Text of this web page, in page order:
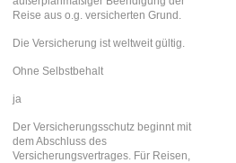
Reise aus o.g. versicherten Grund.
Die Versicherung ist weltweit gültig.
Ohne Selbstbehalt
ja
Der Versicherungsschutz beginnt mit
dem Abschluss des
Versicherungsvertrages. Für Reisen,